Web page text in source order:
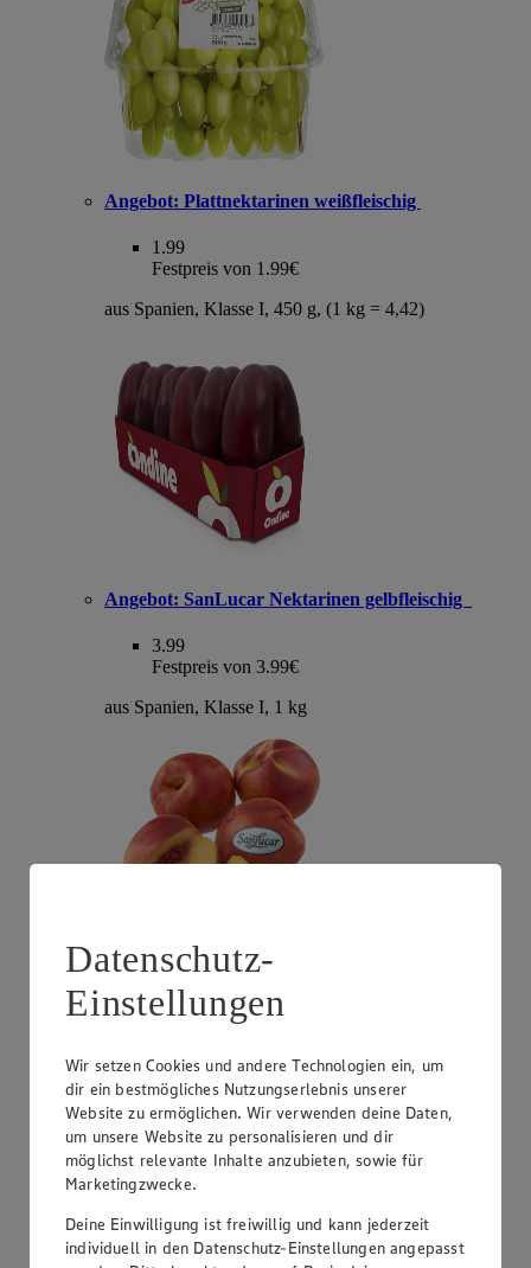
Angebot: Plattnektarinen weißfleischig
1.99
Festpreis von 1.99€
aus Spanien, Klasse I, 450 g, (1 kg = 4,42)
Angebot: SanLucar Nektarinen gelbfleischig
3.99
Festpreis von 3.99€
aus Spanien, Klasse I, 1 kg
Angebot:SanLucar Mandarinen
Festpreis von 4.44€
aus Südafrika, Klasse I, 1 kg
Datenschutz-
Einstellungen
Wir setzen Cookies und andere Technologien ein, um
dir ein bestmögliches Nutzungserlebnis unserer
Website zu ermöglichen. Wir verwenden deine Daten,
um unsere Website zu personalisieren und dir
möglichst relevante Inhalte anzubieten, sowie für
Marketingzwecke.
Deine Einwilligung ist freiwillig und kann jederzeit
individuell in den Datenschutz-Einstellungen angepasst